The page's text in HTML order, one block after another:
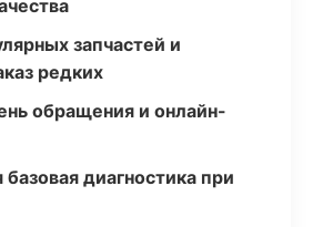
запчастей и
редких
обращения и онлайн-
базовая диагностика при